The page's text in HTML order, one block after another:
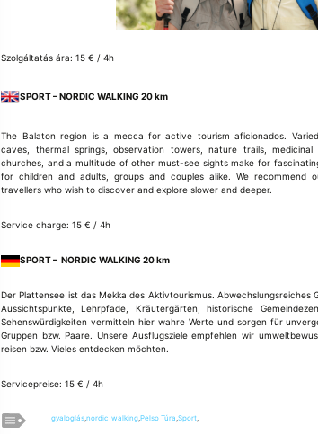
Szolgáltatás ára: 15 € / 4h
SPORT – NORDIC WALKING 20 km
The Balaton region is a mecca for active tourism aficionados.
caves, thermal springs, observation towers, nature trails, medicinal
churches, and a multitude of other must-see sights make for
for children and adults, groups and couples alike. We recommend
travellers who wish to discover and explore slower and deeper.
Service charge: 15 € / 4h
SPORT – NORDIC WALKING 20 km
Der Plattensee ist das Mekka des Aktivtourismus. Abwechslungsreiches
Aussichtspunkte, Lehrpfade, Kräutergärten, historische
Sehenswürdigkeiten vermitteln hier wahre Werte und sorgen für
Gruppen bzw. Paare. Unsere Ausflugsziele empfehlen wir
reisen bzw. Vieles entdecken möchten.
Servicepreise: 15 € / 4h
gyaloglás,nordic_walking,Pelso Túra,Sport,